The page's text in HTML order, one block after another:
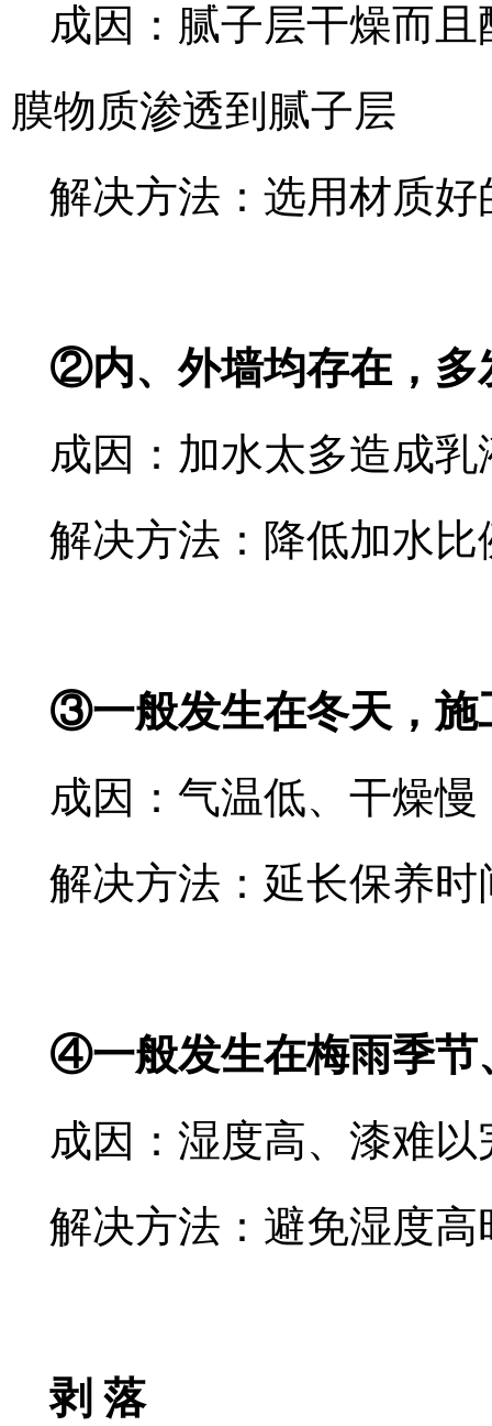
成因：腻子层干燥而
膜物质渗透到腻子层
解决方法：选用材质
②内、外墙均存在，多
成因：加水太多造成
解决方法：降低加水比
③一般发生在冬天，施
成因：气温低、干燥慢
解决方法：延长保养
④一般发生在梅雨季节
成因：湿度高、漆难
解决方法：避免湿度
剥 落